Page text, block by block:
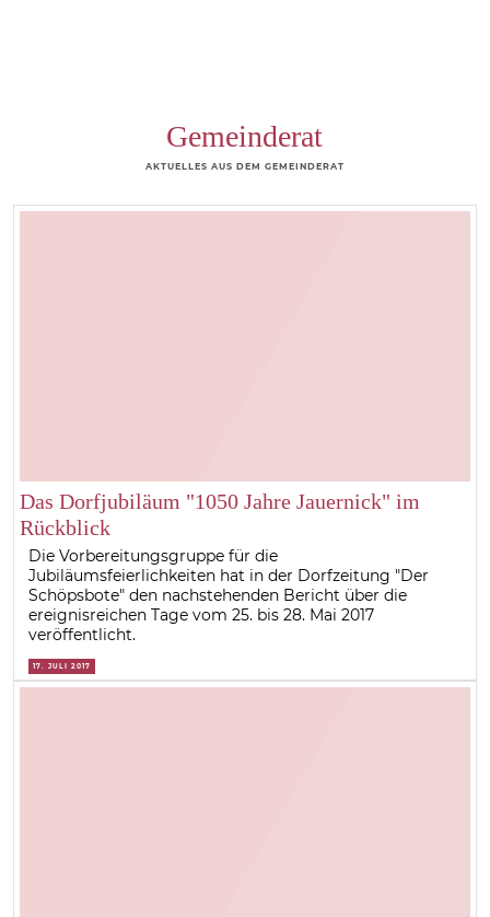
Gemeinderat
AKTUELLES AUS DEM GEMEINDERAT
Das Dorfjubiläum "1050 Jahre Jauernick" im
Rückblick
Die Vorbereitungsgruppe für die
Jubiläumsfeierlichkeiten hat in der Dorfzeitung "Der
Schöpsbote" den nachstehenden Bericht über die
ereignisreichen Tage vom 25. bis 28. Mai 2017
veröffentlicht.
17. JULI 2017